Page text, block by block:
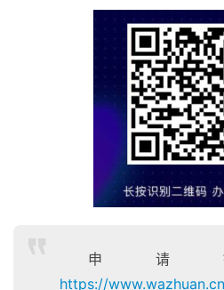
申请
https://